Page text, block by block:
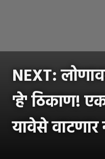
NEXT:
'हे' ठिकाण!
यावेसे वाटणार